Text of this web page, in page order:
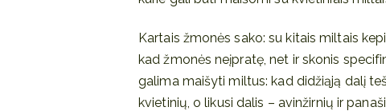
Kartais žmonės sako: su kitais miltais
kad žmonės neįpratę, net ir skonis
galima maišyti miltus: kad didžiąją dalį
kvietinių, o likusi dalis – avinžirnių ir